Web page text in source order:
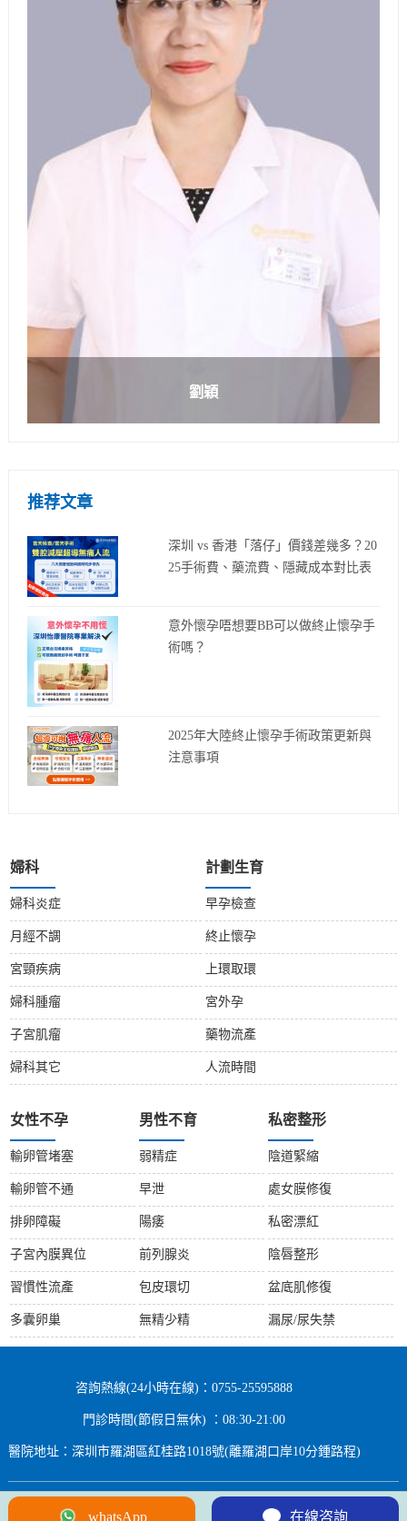
劉穎
推荐文章
深圳 vs 香港「落仔」價錢差幾多？20
25手術費、藥流費、隱藏成本對比表
意外懷孕唔想要BB可以做終止懷孕手
術嗎？
2025年大陸終止懷孕手術政策更新與
注意事項
婦科
婦科炎症
月經不調
宮頸疾病
婦科腫瘤
子宮肌瘤
婦科其它
計劃生育
早孕檢查
終止懷孕
上環取環
宮外孕
藥物流產
人流時間
女性不孕
輸卵管堵塞
輸卵管不通
排卵障礙
子宮內膜異位
習慣性流產
多囊卵巢
男性不育
弱精症
早泄
陽痿
前列腺炎
包皮環切
無精少精
私密整形
陰道緊縮
處女膜修復
私密漂紅
陰唇整形
盆底肌修復
漏尿/尿失禁
咨詢熱線(24小時在線)：0755-25595888
門診時間(節假日無休) ：08:30-21:00
醫院地址：深圳市羅湖區紅桂路1018號(離羅湖口岸10分鍾路程)
Copyright © 2024 All rights Reserved.
2
whatsApp
10
在線咨詢